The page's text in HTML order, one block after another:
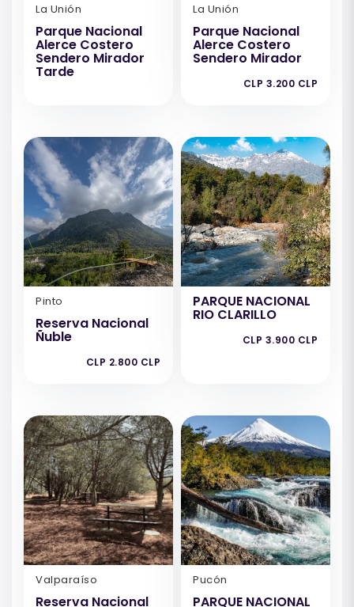
La Unión
Parque Nacional
Alerce Costero
Sendero Mirador
Tarde
La Unión
Parque Nacional
Alerce Costero
Sendero Mirador
CLP 3.200 CLP
Pinto
Reserva Nacional
Ñuble
CLP 2.800 CLP
PARQUE NACIONAL
RIO CLARILLO
CLP 3.900 CLP
Valparaíso
Reserva Nacional
Pucón
PARQUE NACIONAL